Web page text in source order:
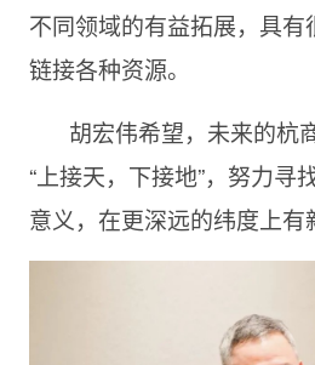
不同领域的有益拓展，具有
链接各种资源。
胡宏伟希望，未来的杭
“上接天，下接地”，努力寻
意义，在更深远的纬度上有